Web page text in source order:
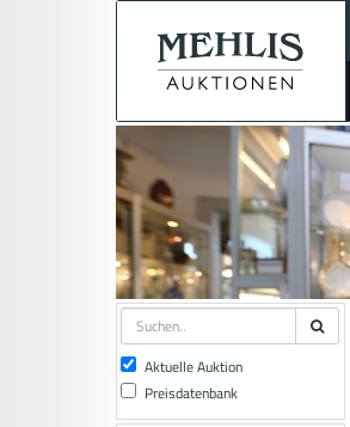
Aktuelle Auktion
Preisdatenbank